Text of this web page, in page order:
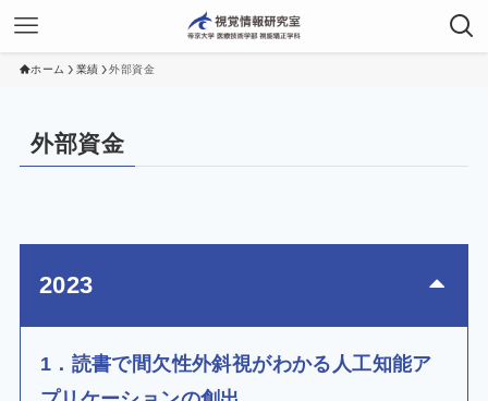
ホーム 業績 外部資金
外部資金
2023
1．読書で間欠性外斜視がわかる人工知能ア